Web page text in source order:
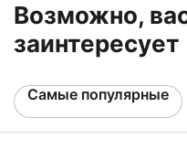
Возможно,
заинтересует
Самые популярные